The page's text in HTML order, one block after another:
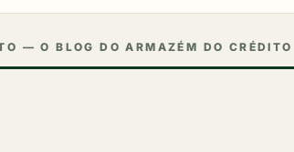
— O BLOG DO ARMAZÉM DO CRÉDITO